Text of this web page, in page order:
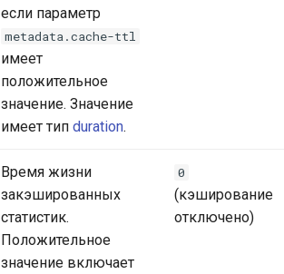
если параметр
metadata.cache-ttl
имеет
положительное
значение. Значение
имеет тип duration.
Время жизни
закэшированных
статистик.
Положительное
значение включает
0
(кэширование
отключено)